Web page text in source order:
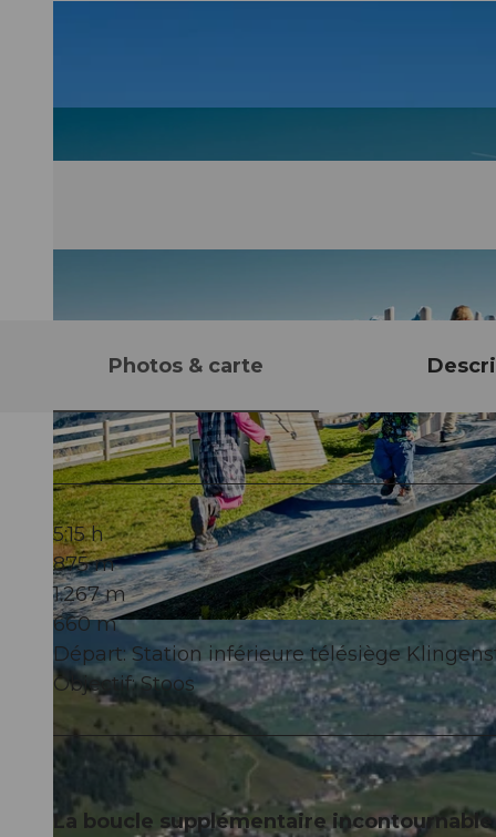
© Beat Brechbühl, Stoos-Muotatal Tourismus
Photos & carte
5:15 h
875 m
1.267 m
660 m
Départ: Station inférieure télésiège
Objectif: Stoos
La boucle supplémentaire